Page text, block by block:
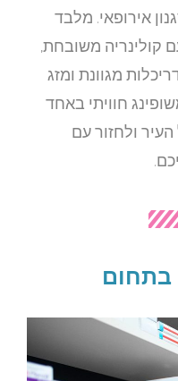
מלבד
משובחת,
מגוונת ומזג
חוויתי באחד
ולחזור עם